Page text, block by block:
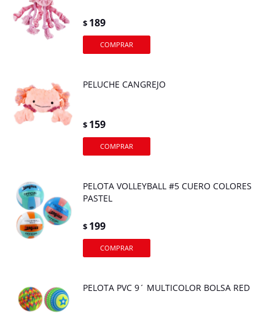
$ 189
PELUCHE CANGREJO
$ 159
PELOTA VOLLEYBALL #5 CUERO COLORES
PASTEL
$ 199
PELOTA PVC 9´ MULTICOLOR BOLSA RED